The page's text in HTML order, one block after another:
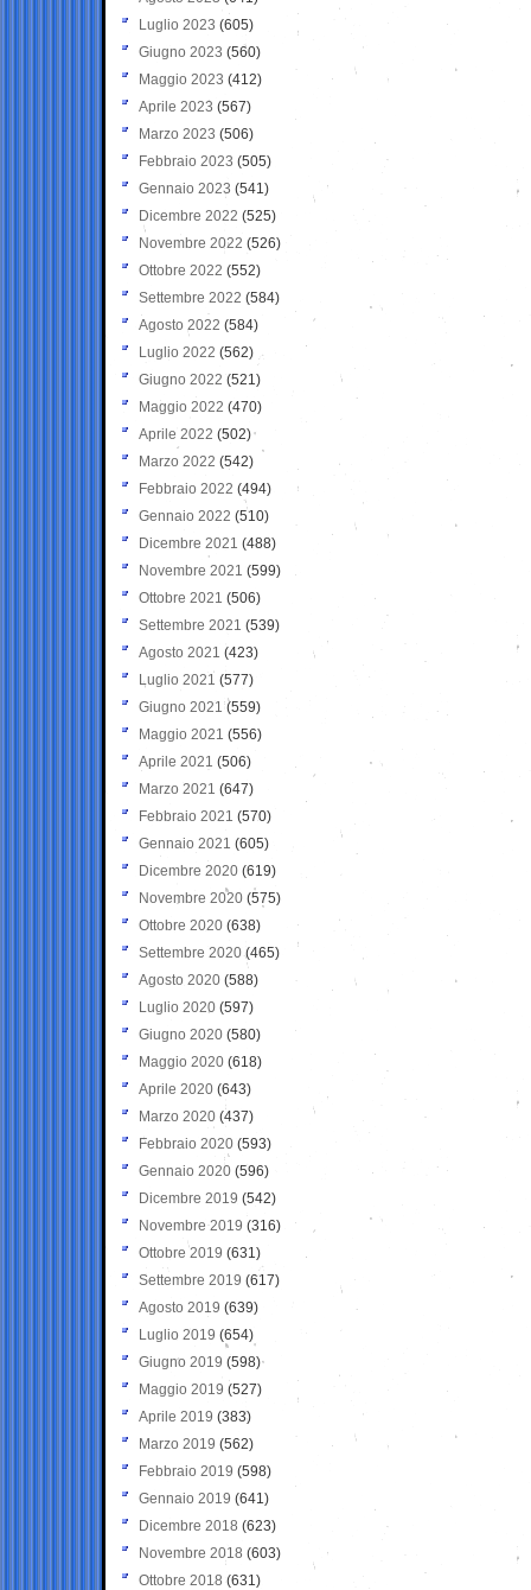
Luglio 2023 (605)
Giugno 2023 (560)
Maggio 2023 (412)
Aprile 2023 (567)
Marzo 2023 (506)
Febbraio 2023 (505)
Gennaio 2023 (541)
Dicembre 2022 (525)
Novembre 2022 (526)
Ottobre 2022 (552)
Settembre 2022 (584)
Agosto 2022 (584)
Luglio 2022 (562)
Giugno 2022 (521)
Maggio 2022 (470)
Aprile 2022 (502)
Marzo 2022 (542)
Febbraio 2022 (494)
Gennaio 2022 (510)
Dicembre 2021 (488)
Novembre 2021 (599)
Ottobre 2021 (506)
Settembre 2021 (539)
Agosto 2021 (423)
Luglio 2021 (577)
Giugno 2021(559)
Maggio 2021 (556)
Aprile 2021 (506)
Marzo 2021 (647)
Febbraio 2021 (570)
Gennaio 2021 (605)
Dicembre 2020 (619)
Novembre 2020 (575)
Ottobre 2020 (638)
Settembre 2020(465)
Agosto 2020 (588)
Luglio 2020 (597)
Giugno 2020 (580)
Maggio 2020 (618)
Aprile 2020 (643)
Marzo 2020 (437)
Febbraio 2020 (593)
Gennaio 2020 (596)
Dicembre 2019 (542)
Novembre 2019 (316)
Ottobre 2019 (631)
Settembre 2019 (617)
Agosto 2019 (639)
Luglio 2019 (654)
Giugno 2019 (598)
Maggio 2019 (527)
Aprile 2019 (383)
Marzo 2019 (562)
Febbraio 2019 (598)
Gennaio 2019 (641)
Dicembre 2018 (623)
Novembre 2018 (603)
Ottobre 2018 (631)